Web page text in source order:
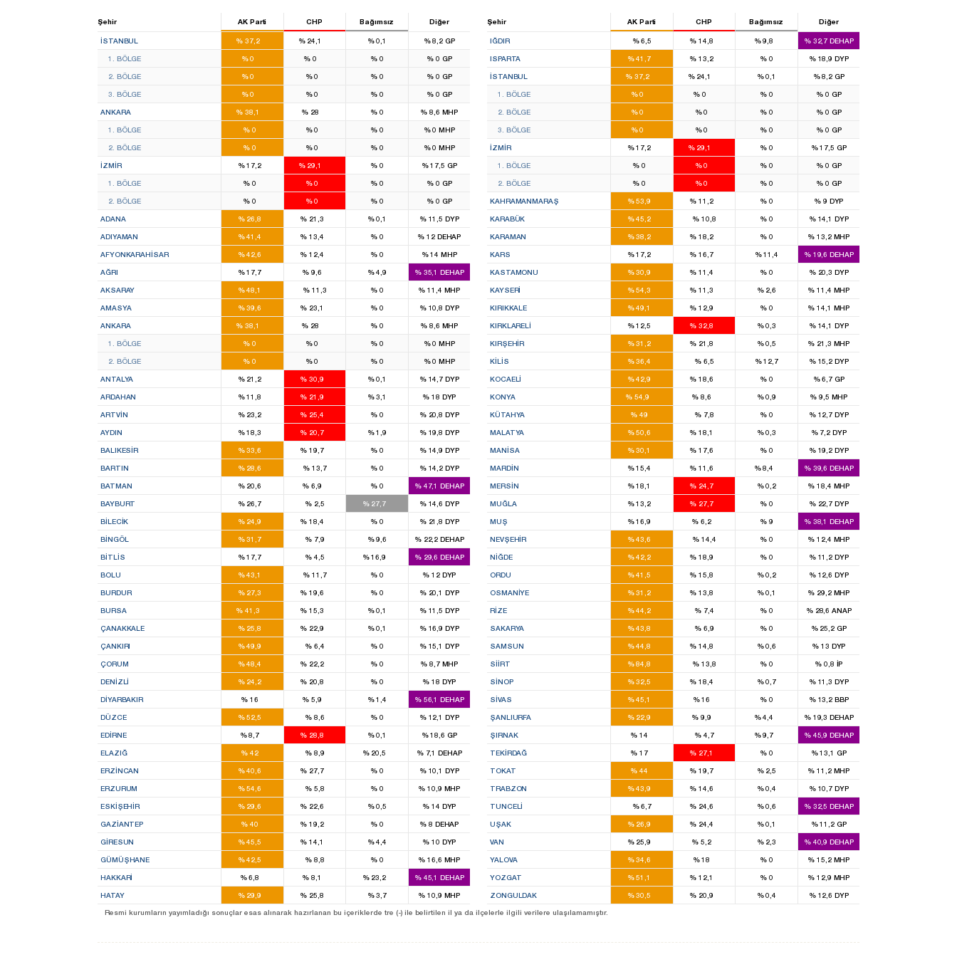
Şehir AK Parti CHP Bağımsız Diğer Şehir AK Parti CHP Bağımsız Diğer
İSTANBUL % 37,2
43
%24,1
27
%0,1 %8,2GP
1. BÖLGE %0
10
%0
14
%0 %0 GP
2. BÖLGE %0 %0 %0 %0 GP
3. BÖLGE %0 %0 %0 %0 GP
ANKARA % 38,1 % 28 %0 % 8,6 MHP
1. BÖLGE %0 %0 %0 %0MHP
2. BÖLGE %0 %0 %0 %0MHP
İZMIR %17,2 %29,1 %0 %17,5 GP
1. BÖLGE %0
4
%0 %0 %0 GP
2. BÖLGE %0 %0 %0 %0 GP
ADANA %26,8 % 21,3 %0,1 %11,5DYP
ADIYAMAN %41,4 % 13,4 %0 % 12 DEHAP
AFYONKARAHISAR %42,6 % 12,4 %0 %14MHP
AĞRI %17,7 % 9,6 %4,9 %35,1DEHAP
AKSARAY %48,1 %11,3 %0 % 11,4 MHP
AMASYA %39,6 % 23,1
1
%0 %10,8DYP
ANKARA % 38,1 % 28
12
%0 % 8,6 MHP
1. BÖLGE %0 %0 %0 %0MHP
2. BÖLGE %0 %0 %0 %0MHP
ANTALYA %21,2 % 30,9 %0,1 %14,7DYP
ARDAHAN %11,8 % 21,9 %3,1 % 18 DYP
ARTVIN %23,2 % 25,4 %0 %20,8DYP
AYDIN %18,3 % 20,7 %1,9 %19,8DYP
BALIKESIR %33,6 % 19,7 %0 %14,9DYP
BARTIN %28,6 %13,7 %0 %14,2DYP
BATMAN %20,6 % 6,9
1
%0 %47,1DEHAP
BAYBURT %26,7 %2,5 %27,7 %14,6DYP
BILECIK %24,9 % 18,4 %0 %21,8DYP
BINGÖL %31,7 %7,9 %9,6 %22,2DEHAP
BITLIS %17,7 %4,5 %16,9 %29,6DEHAP
BOLU %43,1 %11,7 %0 % 12 DYP
BURDUR %27,3 % 19,6 %0 %20,1DYP
BURSA % 41,3 % 15,3 %0,1 %11,5DYP
ÇANAKKALE %25,8 % 22,9 %0,1 %16,9DYP
ÇANKIRI %49,9 %6,4 %0 %15,1DYP
ÇORUM %48,4 % 22,2 %0 % 8,7 MHP
DENIZLI %24,2 % 20,8 %0 % 18 DYP
DIYARBAKIR %16
8
% 5,9 %1,4 %56,1DEHAP
DÜZCE %52,5 %8,6 %0 %12,1DYP
EDIRNE %8,7 % 28,8 %0,1 %18,6 GP
ELAZIĞ %42 %8,9 %20,5 %7,1DEHAP
ERZINCAN %40,6 % 27,7 %0 %10,1DYP
ERZURUM %54,6 %5,8 %0 % 10,9 MHP
ESKIŞEHIR %29,6 % 22,6 %0,5 % 14 DYP
GAZIANTEP %40
7
% 19,2 %0 % 8 DEHAP
GIRESUN %45,5 % 14,1 %4,4 % 10 DYP
GÜMÜŞHANE %42,5 %8,8 %0 % 16,6 MHP
HAKKARI %6,8 % 8,1
1
%23,2 %45,1DEHAP
HATAY %29,9 % 25,8 %3,7 % 10,9 MHP
IĞDIR %6,5 % 14,8 %9,8 %32,7DEHAP
ISPARTA %41,7 % 13,2 %0 %18,9DYP
İSTANBUL % 37,2 %24,1
27
%0,1 %8,2GP
1. BÖLGE %0
10
%0
14
%0 %0 GP
2. BÖLGE %0 %0 %0 %0 GP
3. BÖLGE %0 %0 %0 %0 GP
İZMIR %17,2 %29,1 %0 %17,5 GP
1. BÖLGE %0
4
%0 %0 %0 GP
2. BÖLGE %0 %0 %0 %0 GP
KAHRAMANMARAŞ %53,9 % 11,2 %0 % 9 DYP
KARABÜK %45,2 %10,8 %0 %14,1DYP
KARAMAN %38,2 % 18,2
1
%0 % 13,2 MHP
KARS %17,2 % 16,7 %11,4 %19,6DEHAP
KASTAMONU %30,9 % 11,4 %0 %20,3DYP
KAYSERI %54,3 % 11,3 %2,6 % 11,4 MHP
KIRIKKALE %49,1 % 12,9 %0 % 14,1 MHP
KIRKLARELI %12,5 % 32,8 %0,3 %14,1DYP
KIRŞEHIR %31,2 % 21,8 %0,5 % 21,3 MHP
KILIS %36,4 %6,5 %12,7 %15,2DYP
KOCAELI %42,9 % 18,6 %0 %6,7GP
KONYA % 54,9 % 8,6 %0,9 % 9,5 MHP
KÜTAHYA %49 %7,8 %0 %12,7DYP
MALATYA %50,6 % 18,1 %0,3 %7,2DYP
MANISA %30,1 % 17,6 %0 %19,2DYP
MARDIN %15,4 % 11,6 %8,4 %39,6DEHAP
MERSIN %18,1 % 24,7 %0,2 % 18,4 MHP
MUĞLA %13,2 % 27,7 %0 %22,7DYP
MUŞ %16,9 % 6,2 %9 %38,1DEHAP
NEVŞEHIR %43,6 %14,4 %0 % 12,4 MHP
NIĞDE %42,2 % 18,9 %0 %11,2DYP
ORDU %41,5 % 15,8 %0,2 %12,6DYP
OSMANIYE %31,2 % 13,8 %0,1 % 29,2 MHP
RIZE %44,2 %7,4 %0 %28,6ANAP
SAKARYA %43,8 %6,9 %0 %25,2 GP
SAMSUN %44,8 % 14,8 %0,6 % 13 DYP
SIIRT %84,8 %13,8 %0 % 0,8 İP
SINOP %32,5 % 18,4
1
%0,7 %11,3DYP
SIVAS %45,1 %16 %0 %13,2BBP
ŞANLIURFA %22,9 % 9,9 %4,4 %19,3DEHAP
ŞIRNAK %14 %4,7 %9,7 %45,9DEHAP
TEKIRDAĞ %17 % 27,1 %0 %13,1 GP
TOKAT %44 % 19,7 %2,5 % 11,2 MHP
TRABZON %43,9 % 14,6 %0,4 %10,7DYP
TUNCELI %6,7 % 24,6 %0,6 %32,5DEHAP
UŞAK %26,9 % 24,4 %0,1 %11,2 GP
VAN %25,9 % 5,2 %2,3 %40,9DEHAP
YALOVA %34,6 %18 %0 % 15,2 MHP
YOZGAT %51,1 % 12,1 %0 % 12,9 MHP
ZONGULDAK %30,5 % 20,9 %0,4 %12,6DYP
Resmi kurumların yayımladığı sonuçlar esas alınarak hazırlanan bu içeriklerde tre (-) ile belirtilen il ya da ilçelerle ilgili verilere ulaşılamamıştır.